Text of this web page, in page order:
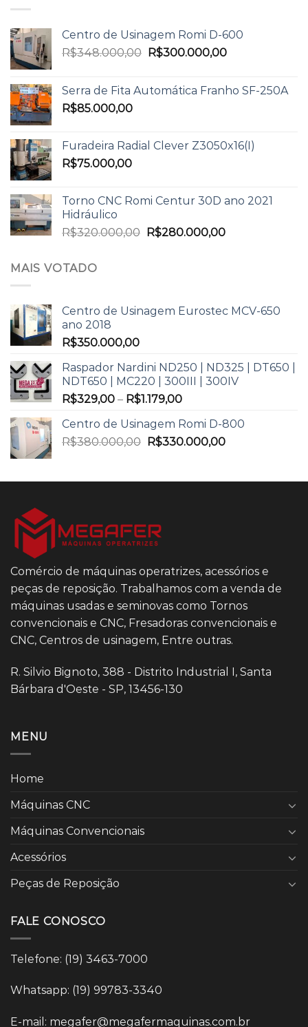
Centro de Usinagem Romi D-600
R$348.000,00 R$300.000,00
Serra de Fita Automática Franho SF-250A
R$85.000,00
Furadeira Radial Clever Z3050x16(I)
R$75.000,00
Torno CNC Romi Centur 30D ano 2021
Hidráulico
R$320.000,00 R$280.000,00
MAIS VOTADO
Centro de Usinagem Eurostec MCV-650
ano 2018
R$350.000,00
Raspador Nardini ND250 | ND325 | DT650 |
NDT650 | MC220 | 300III | 300IV
R$329,00 – R$1.179,00
Centro de Usinagem Romi D-800
R$380.000,00 R$330.000,00
Comércio de máquinas operatrizes, acessórios e
peças de reposição. Trabalhamos com a venda de
máquinas usadas e seminovas como Tornos
convencionais e CNC, Fresadoras convencionais e
CNC, Centros de usinagem, Entre outras.
R. Silvio Bignoto, 388 - Distrito Industrial I, Santa
Bárbara d'Oeste - SP, 13456-130
MENU
Home
Máquinas CNC
Máquinas Convencionais
Acessórios
Peças de Reposição
FALE CONOSCO
Telefone: (19) 3463-7000
Whatsapp: (19) 99783-3340
E-mail: megafer@megafermaquinas.com.br